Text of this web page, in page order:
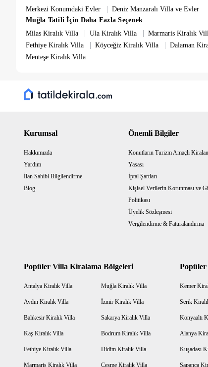
Merkezi Konumdaki Evler
| Deniz Manzaralı Villa ve Evler
Muğla Tatili İçin Daha Fazla Seçenek
Milas Kiralık Villa
| Ula Kiralık Villa | Marmaris Kiralık
Fethiye Kiralık Villa | Köyceğiz Kiralık Villa | Dalaman
Menteşe Kiralık Villa
Kurumsal
Hakkımızda
Yardım
İlan Sahibi Bilgilendirme
Blog
Önemli Bilgiler
Konutların Turizm Amaçlı
Yasası
İptal Şartları
Kişisel Verilerin Korunması ve
Politikası
Üyelik Sözleşmesi
Vergilendirme & Faturalandırma
Popüler Villa Kiralama Bölgeleri
Antalya Kiralık Villa Muğla Kiralık Villa
Aydın Kiralık Villa İzmir Kiralık Villa
Balıkesir Kiralık Villa Sakarya Kiralık Villa
Kaş Kiralık Villa Bodrum Kiralık Villa
Fethiye Kiralık Villa Didim Kiralık Villa
Marmaris Kiralık Villa Çeşme Kiralık Villa
Kemer
Serik
Konyaaltı
Alanya
Kuşadası
Sapanca